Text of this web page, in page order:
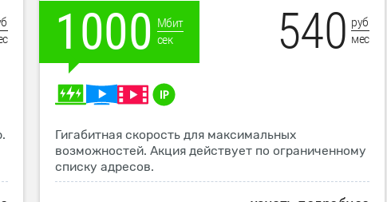
1000 Мбит
сек
540 руб
мес
Гигабитная скорость для максимальных
возможностей. Акция действует по ограниченному
списку адресов.